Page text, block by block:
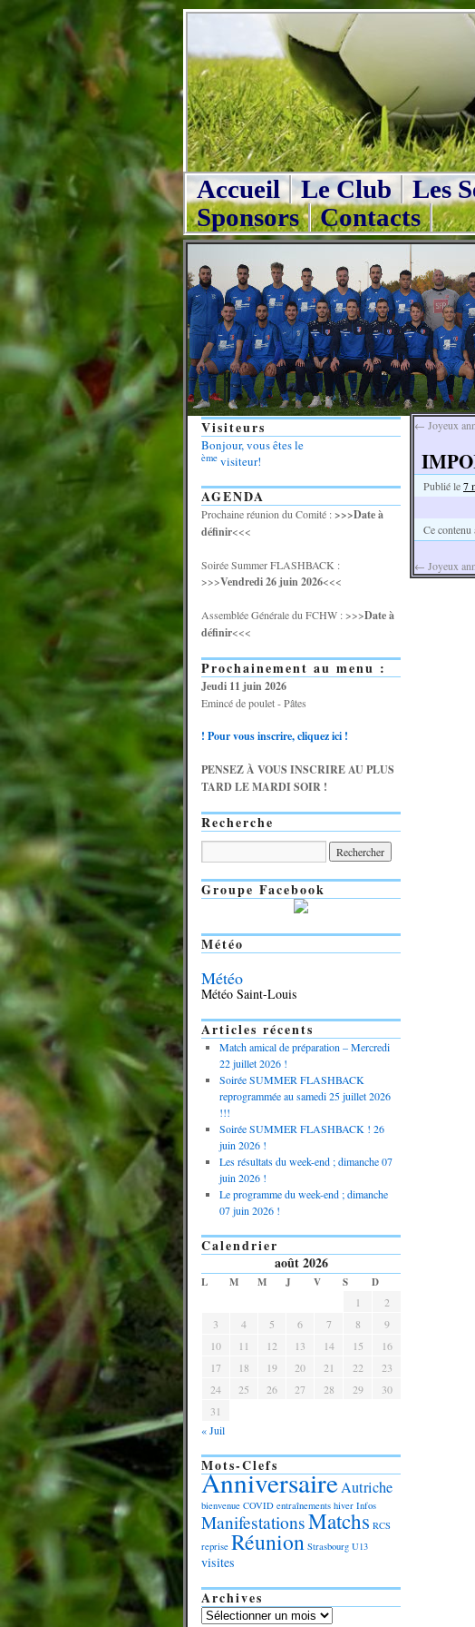
Accueil Le Club Les
Sponsors
Contacts
← Joyeux
Publié le7
Ce contenu
← Joyeux
Visiteurs
Bonjour, vous êtes le
ème visiteur!
AGENDA
Prochaine réunion du Comité :>>>Date à
définir<<<
Soirée Summer FLASHBACK :
>>>Vendredi 26 juin 2026<<<
Assemblée Générale du FCHW : >>>Date à
définir<<<
Prochainement au menu :
Jeudi 11 juin 2026
Emincé de poulet - Pâtes
! Pour vous inscrire, cliquez ici !
PENSEZ À VOUS INSCRIRE AU PLUS
TARD LE MARDI SOIR !
Recherche
Groupe Facebook
Météo
Météo
Météo Saint-Louis
Articles récents
Match amical de préparation – Mercredi
22 juillet 2026 !
Soirée SUMMER FLASHBACK
reprogrammée au samedi 25 juillet 2026
!!!
Soirée SUMMER FLASHBACK ! 26
juin 2026 !
Les résultats du week-end ; dimanche 07
juin 2026 !
Le programme du week-end ; dimanche
07 juin 2026 !
Calendrier
août 2026
L M M J V S
D
1
2
3
4 5 6 7 8
9
10
11 12 13 14 15
16
17
18 19 20 21 22
23
24
25 26 27 28 29
30
31
« Juil
Mots-Clefs
AnniversaireAutriche
bienvenue COVID entraînements hiver Infos
ManifestationsMatchs RCS
reprise Réunion Strasbourg U13
visites
Archives